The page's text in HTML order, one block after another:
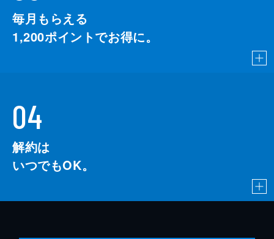
毎月もらえる
1,200ポイントでお得に。
04
解約は
いつでもOK。